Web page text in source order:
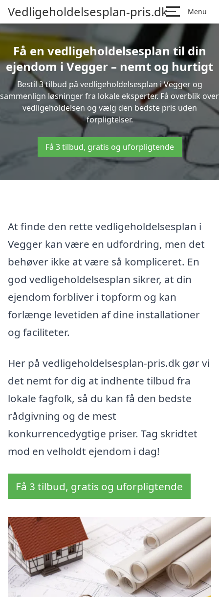
Vedligeholdelsesplan-pris.dk Menu
Få en vedligeholdelsesplan til din
ejendom i Vegger – nemt og hurtigt
Bestil 3 tilbud på vedligeholdelsesplan i Vegger og
sammenlign løsninger fra lokale eksperter. Få overblik over
vedligeholdelsen og vælg den bedste pris uden
forpligtelser.
Få 3 tilbud, gratis og uforpligtende
At finde den rette vedligeholdelsesplan i
Vegger kan være en udfordring, men det
behøver ikke at være så kompliceret. En
god vedligeholdelsesplan sikrer, at din
ejendom forbliver i topform og kan
forlænge levetiden af dine installationer
og faciliteter.
Her på vedligeholdelsesplan-pris.dk gør vi
det nemt for dig at indhente tilbud fra
lokale fagfolk, så du kan få den bedste
rådgivning og de mest
konkurrencedygtige priser. Tag skridtet
mod en velholdt ejendom i dag!
Få 3 tilbud, gratis og uforpligtende